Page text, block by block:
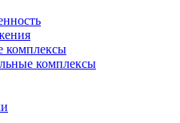
комплексы
комплексы